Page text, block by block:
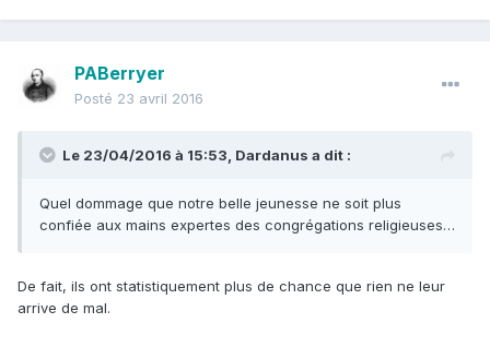
PABerryer
Posté 23 avril 2016
Le 23/04/2016 à 15:53, Dardanus a dit :
Quel dommage que notre belle jeunesse ne soit plus
confiée aux mains expertes des congrégations religieuses…
De fait, ils ont statistiquement plus de chance que rien ne leur
arrive de mal.